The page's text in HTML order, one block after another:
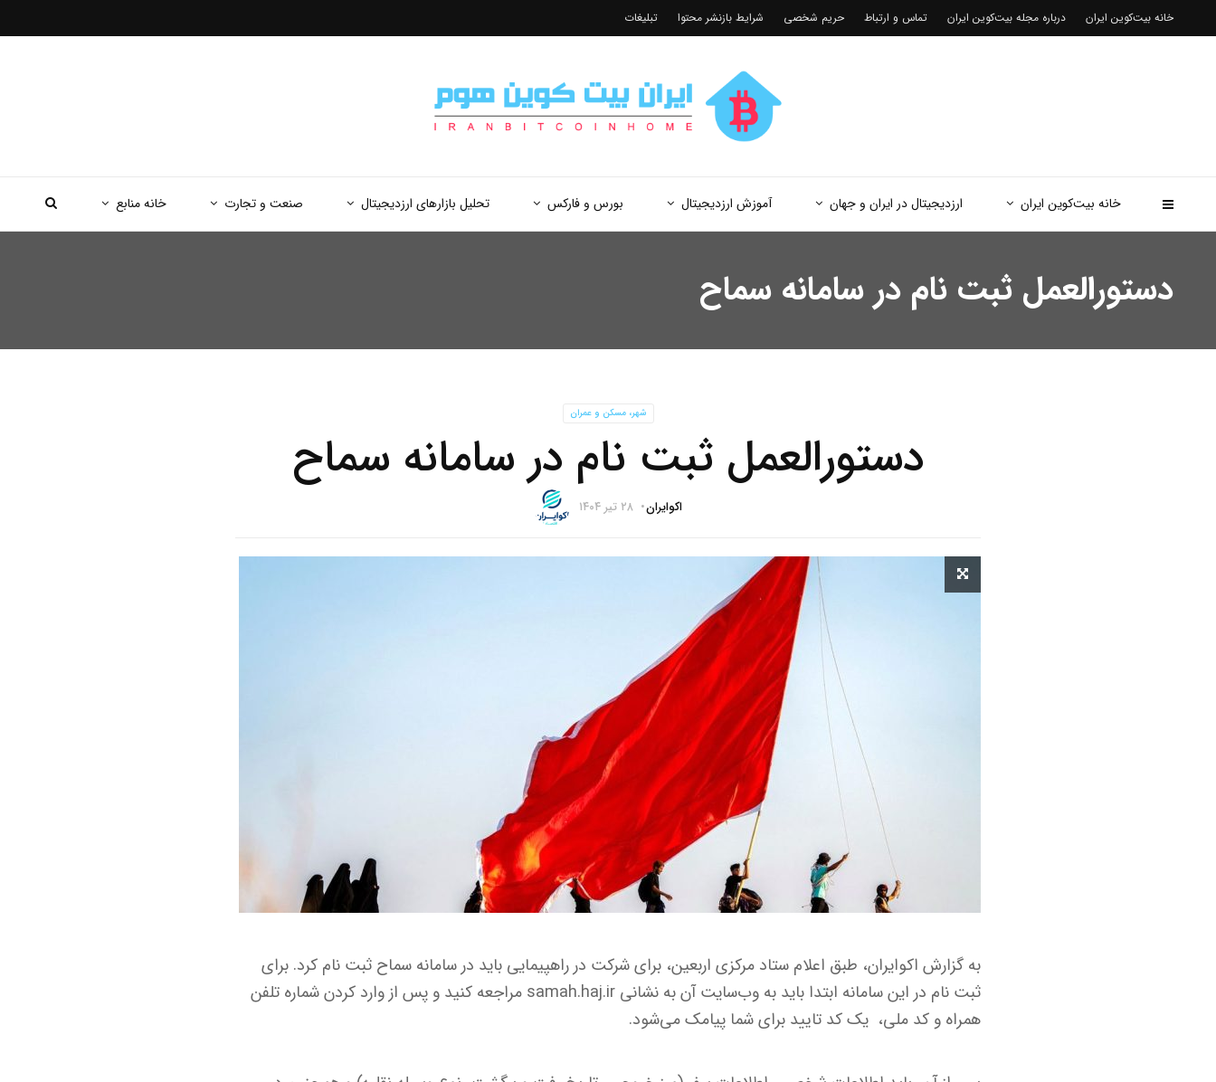
خانه بیت‌کوین ایران ارزدیجیتال در ایران و جهان آموزش ارزدیجیتال بورس و فارکس تحلیل بازارهای ارزدیجیتال صنعت و تجارت خانه منابع
خانه بیت‌کوین ایران درباره مجله بیت‌کوین ایران تماس و ارتباط حریم شخصی شرایط بازنشر محتوا تبلیغات
دستورالعمل ثبت نام در سامانه سماح
شهر، مسکن و عمران
دستورالعمل ثبت نام در سامانه سماح
اکوایران ۲۸ تیر ۱۴۰۴
به گزارش اکوایران، طبق اعلام ستاد مرکزی اربعین، برای شرکت در راهپیمایی باید در سامانه سماح ثبت نام کرد. برای
ثبت نام در این سامانه ابتدا باید به وب‌سایت آن به نشانی samah.haj.ir مراجعه کنید و پس از وارد کردن شماره تلفن
همراه و کد ملی، یک کد تایید برای شما پیامک می‌شود.